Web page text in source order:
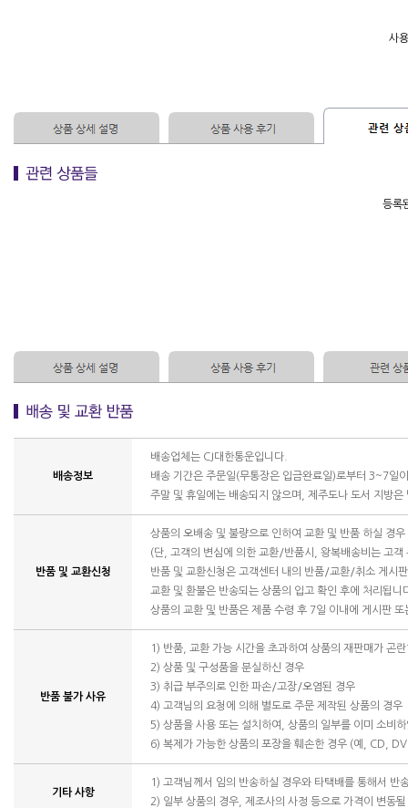
사
등록
배송정보
배송업체는 CJ대한통운입니다.
배송 기간은 주문일(무통장은 입금완료일)로부터 3~7일
주말 및 휴일에는 배송되지 않으며, 제주도나 도서 지방은
반품 및 교환신청
상품의 오배송 및 불량으로 인하여 교환 및 반품 하실 경
(단, 고객의 변심에 의한 교환/반품시, 왕복배송비는 고객
반품 및 교환신청은 고객센터 내의 반품/교환/취소 게시
교환 및 환불은 반송되는 상품의 입고 확인 후에 처리됩니
상품의 교환 및 반품은 제품 수령 후 7일 이내에 게시판
반품 불가 사유
1) 반품, 교환 가능 시간을 초과하여 상품의 재판매가 곤
2) 상품 및 구성품을 분실하신 경우
3) 취급 부주의로 인한 파손/고장/오염된 경우
4) 고객님의 요청에 의해 별도로 주문 제작된 상품의 경우
5) 상품을 사용 또는 설치하여, 상품의 일부를 이미 소비
6) 복제가 가능한 상품의 포장을 훼손한 경우 (예, CD,
기타 사항
1) 고객님께서 임의 반송하실 경우와 타택배를 통해서
2) 일부 상품의 경우, 제조사의 사정 등으로 가격이 변동